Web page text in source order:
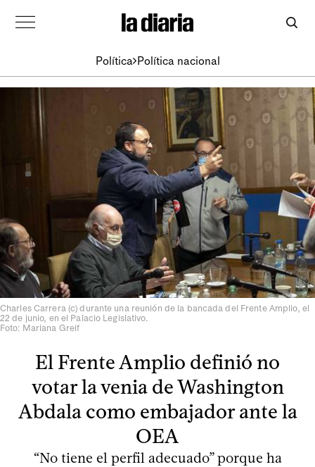
Política Política nacional
Charles Carrera (c) durante una reunión de la bancada del Frente Amplio, el
22 de junio, en el Palacio Legislativo.
Foto: Mariana Greif
El Frente Amplio definió no
votar la venia de Washington
Abdala como embajador ante la
OEA
“No tiene el perfil adecuado” porque ha